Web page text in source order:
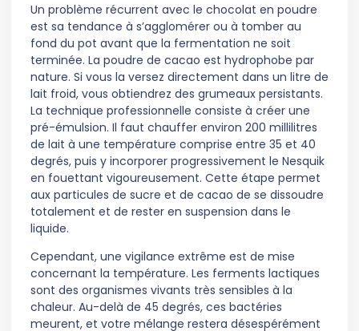
Un problème récurrent avec le chocolat en poudre
est sa tendance à s’agglomérer ou à tomber au
fond du pot avant que la fermentation ne soit
terminée. La poudre de cacao est hydrophobe par
nature. Si vous la versez directement dans un litre de
lait froid, vous obtiendrez des grumeaux persistants.
La technique professionnelle consiste à créer une
pré-émulsion. Il faut chauffer environ 200 millilitres
de lait à une température comprise entre 35 et 40
degrés, puis y incorporer progressivement le Nesquik
en fouettant vigoureusement. Cette étape permet
aux particules de sucre et de cacao de se dissoudre
totalement et de rester en suspension dans le
liquide.
Cependant, une vigilance extrême est de mise
concernant la température. Les ferments lactiques
sont des organismes vivants très sensibles à la
chaleur. Au-delà de 45 degrés, ces bactéries
meurent, et votre mélange restera désespérément